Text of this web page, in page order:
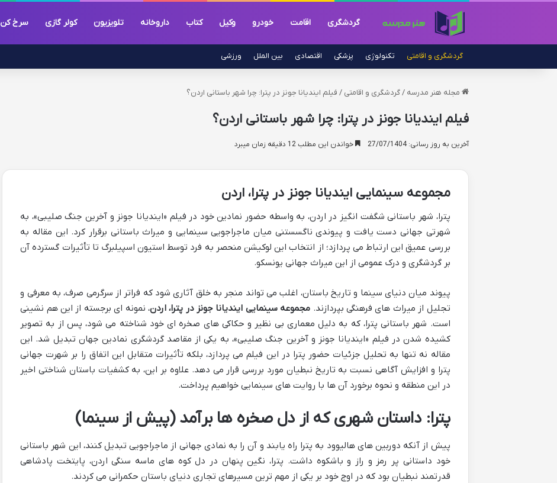
گردشگری اقامت خودرو وکیل کتاب داروخانه تلویزیون کولر گازی سرخ کن
گردشگری و اقامتی تکنولوژی پزشکی اقتصادی بین الملل ورزشی
مجله هنر مدرسه / گردشگری و اقامتی / فیلم ایندیانا جونز در پترا: چرا شهر باستانی اردن؟
فیلم ایندیانا جونز در پترا: چرا شهر باستانی اردن؟
آخرین به روز رسانی: 27/07/1404 خواندن این مطلب 12 دقیقه زمان میبرد
مجموعه سینمایی ایندیانا جونز در پترا، اردن
پترا، شهر باستانی شگفت انگیز در اردن، به واسطه حضور نمادین خود در فیلم «ایندیانا جونز و آخرین جنگ صلیبی»، به
شهرتی جهانی دست یافت و پیوندی ناگسستنی میان ماجراجویی سینمایی و میراث باستانی برقرار کرد. این مقاله به
بررسی عمیق این ارتباط می پردازد؛ از انتخاب این لوکیشن منحصر به فرد توسط استیون اسپیلبرگ تا تأثیرات گسترده آن
بر گردشگری و درک عمومی از این میراث جهانی یونسکو.
پیوند میان دنیای سینما و تاریخ باستان، اغلب می تواند منجر به خلق آثاری شود که فراتر از سرگرمی صرف، به معرفی و
تجلیل از میراث های فرهنگی بپردازند. مجموعه سینمایی ایندیانا جونز در پترا، اردن، نمونه ای برجسته از این هم نشینی
است. شهر باستانی پترا، که به دلیل معماری بی نظیر و حکاکی های صخره ای خود شناخته می شود، پس از به تصویر
کشیده شدن در فیلم «ایندیانا جونز و آخرین جنگ صلیبی»، به یکی از مقاصد گردشگری نمادین جهان تبدیل شد. این
مقاله نه تنها به تحلیل جزئیات حضور پترا در این فیلم می پردازد، بلکه تأثیرات متقابل این اتفاق را بر شهرت جهانی
پترا و افزایش آگاهی نسبت به تاریخ نبطیان مورد بررسی قرار می دهد. علاوه بر این، به کشفیات باستان شناختی اخیر
در این منطقه و نحوه برخورد آن ها با روایت های سینمایی خواهیم پرداخت.
پترا: داستان شهری که از دل صخره ها برآمد (پیش از سینما)
پیش از آنکه دوربین های هالیوود به پترا راه یابند و آن را به نمادی جهانی از ماجراجویی تبدیل کنند، این شهر باستانی
خود داستانی پر رمز و راز و باشکوه داشت. پترا، نگین پنهان در دل کوه های ماسه سنگی اردن، پایتخت پادشاهی
قدرتمند نبطیان بود که در اوج خود بر یکی از مهم ترین مسیرهای تجاری دنیای باستان حکمرانی می کردند.